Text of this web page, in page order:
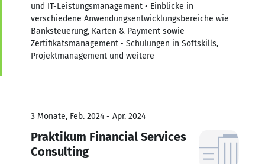
und IT-Leistungsmanagement • Einblicke in
verschiedene Anwendungsentwicklungsbereiche wie
Banksteuerung, Karten & Payment sowie
Zertifikatsmanagement • Schulungen in Softskills,
Projektmanagement und weitere
3 Monate, Feb. 2024 - Apr. 2024
Praktikum Financial Services
Consulting